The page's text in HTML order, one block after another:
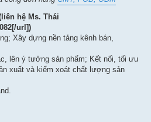
hệ Ms. Thái
url])
Xây dựng nền tảng kênh bán,
lên ý tưởng sản phẩm; Kết nối, tối ưu
xuất và kiểm xoát chất lượng sản